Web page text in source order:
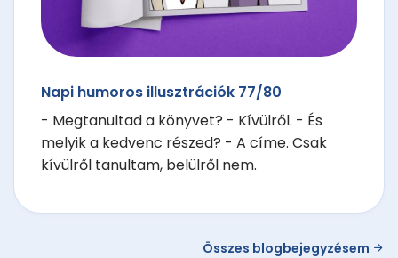
Napi humoros illusztrációk 77/80
- Megtanultad a könyvet? - Kívülről. - És
melyik a kedvenc részed? - A címe. Csak
kívülről tanultam, belülről nem.
Összes blogbejegyzésem